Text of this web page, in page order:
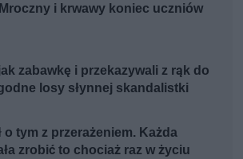
Mroczny i krwawy koniec uczniów
zabawkę i przekazywali z rąk do
losy słynnej skandalistki
o tym z przerażeniem. Każda
zrobić to chociaż raz w życiu